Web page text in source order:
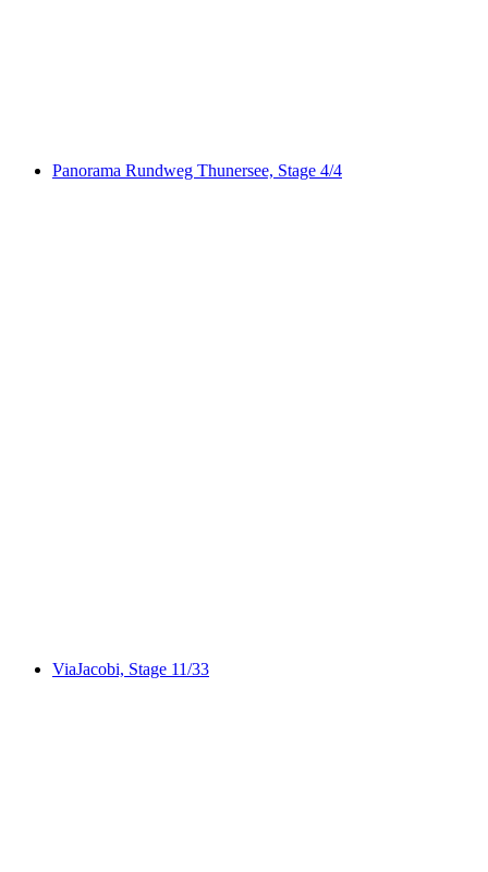
Panorama Rundweg Thunersee, Stage 4/4
ViaJacobi, Stage 11/33